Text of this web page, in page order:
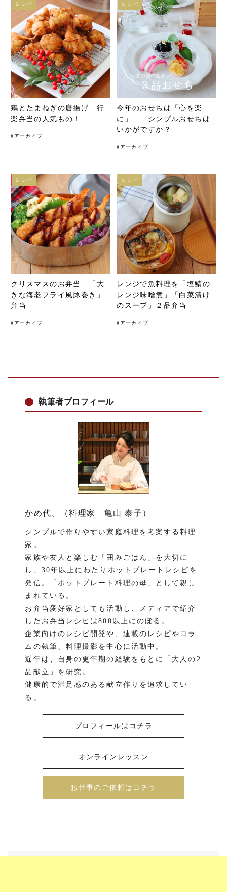
鶏とたまねぎの唐揚げ 行
楽弁当の人気もの！
# アーカイブ
レシピ
今年のおせちは「心を楽
に」 シンプルおせちは
いかがですか？
# アーカイブ
レシピ
クリスマスのお弁当 「大
きな海老フライ風豚巻き」
弁当
# アーカイブ
レシピ
レンジで魚料理を「塩鯖の
レンジ味噌煮」「白菜漬け
のスープ」２品弁当
# アーカイブ
レシピ
執筆者プロフィール
かめ代。（料理家 亀山 泰子）
シンプルで作りやすい家庭料理を考案する料理
家。
家族や友人と楽しむ「囲みごはん」を大切に
し、30年以上にわたりホットプレートレシピを
発信。「ホットプレート料理の母」として親し
まれている。
お弁当愛好家としても活動し、メディアで紹介
したお弁当レシピは800以上にのぼる。
企業向けのレシピ開発や、連載のレシピやコラ
ムの執筆、料理撮影を中心に活動中。
近年は、自身の更年期の経験をもとに「大人の2
品献立」を研究。
健康的で満足感のある献立作りを追求してい
る。
プロフィールはコチラ
オンラインレッスン
お仕事のご依頼はコチラ